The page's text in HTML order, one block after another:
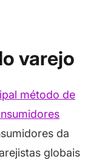
varejo
método de
da
globais